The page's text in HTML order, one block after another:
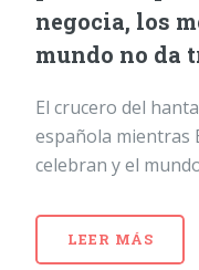
negocia, los
mundo no da
El crucero del
española mientras
celebran y el
LEER MÁS